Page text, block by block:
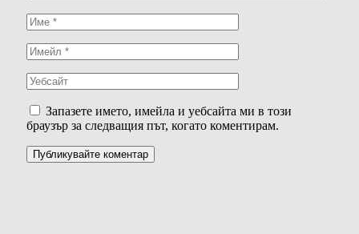
Запазете името, имейла и уебсайта ми в този
браузър за следващия път, когато коментирам.